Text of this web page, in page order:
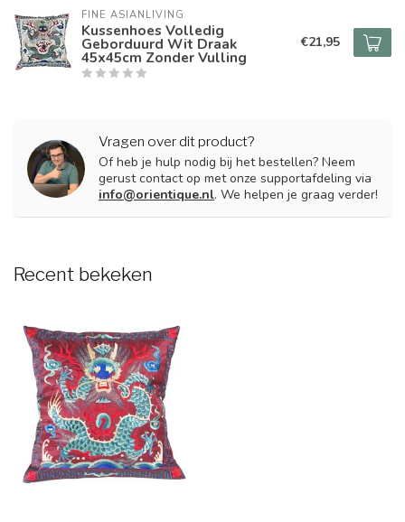
FINE ASIANLIVING
Kussenhoes Volledig
Geborduurd Wit Draak
45x45cm Zonder Vulling
€21,95
Vragen over dit product?
Of heb je hulp nodig bij het bestellen? Neem
gerust contact op met onze supportafdeling via
info@orientique.nl. We helpen je graag verder!
Recent bekeken